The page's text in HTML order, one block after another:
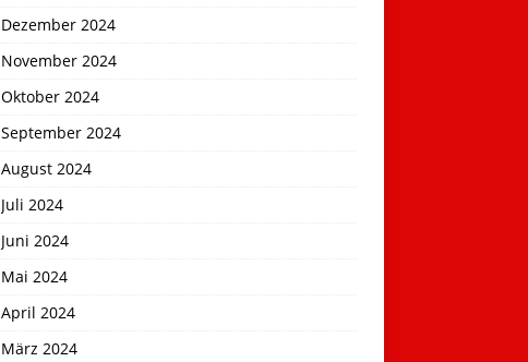
Dezember 2024
November 2024
Oktober 2024
September 2024
August 2024
Juli 2024
Juni 2024
Mai 2024
April 2024
März 2024